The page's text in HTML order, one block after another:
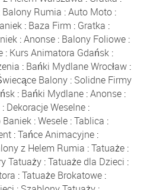
Balony Rumia :Auto Moto :
: Baza Firm : Gratka :
:Anonse : Balony Foliowe :
: Kurs Animatora Gdańsk :
: Bańki Mydlane Wrocław:
Balony: Solidne Firmy
: Bańki Mydlane:Anonse:
: Dekoracje Weselne :
Baniek:Wesele:Tablica :
:Tańce Animacyjne :
z Helem Rumia :Tatuaże:
Tatuaży:Tatuaże dla Dzieci :
:Tatuaże Brokatowe: